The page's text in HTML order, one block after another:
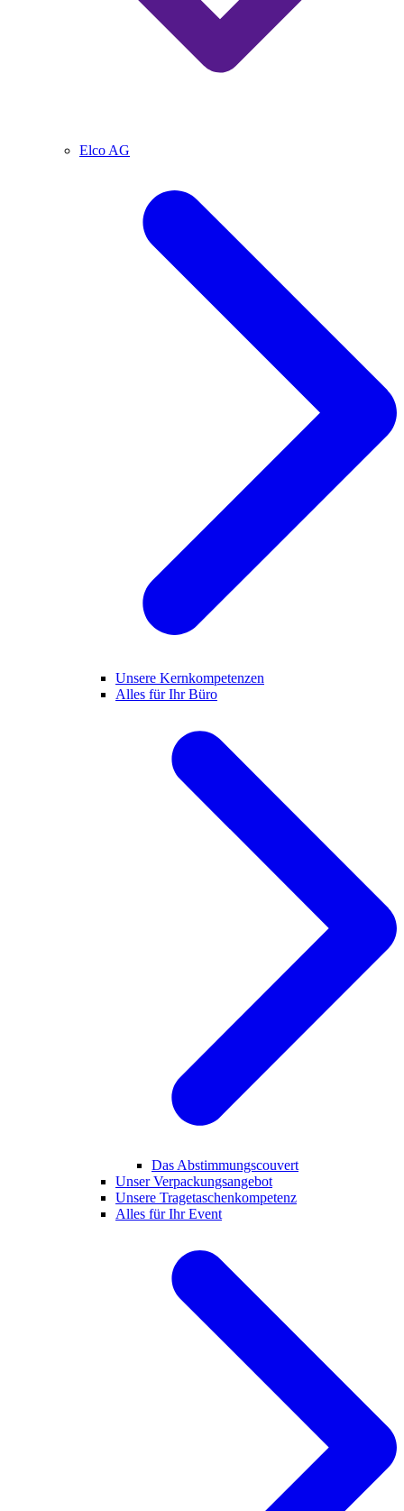
Elco AG
Unsere Kernkompetenzen
Alles für Ihr Büro
Das Abstimmungscouvert
Unser Verpackungsangebot
Unsere Tragetaschenkompetenz
Alles für Ihr Event